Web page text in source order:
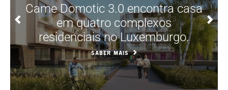
Came Domotic 3.0 encontra casa
em quatro complexos
residenciais no Luxemburgo.
Saber mais